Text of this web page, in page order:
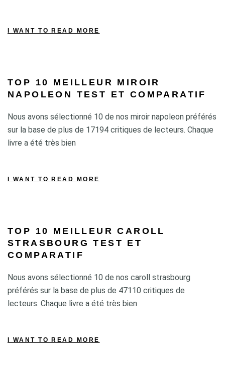
I WANT TO READ MORE
TOP 10 MEILLEUR MIROIR
NAPOLEON TEST ET COMPARATIF
Nous avons sélectionné 10 de nos miroir napoleon préférés
sur la base de plus de 17194 critiques de lecteurs. Chaque
livre a été très bien
I WANT TO READ MORE
TOP 10 MEILLEUR CAROLL
STRASBOURG TEST ET
COMPARATIF
Nous avons sélectionné 10 de nos caroll strasbourg
préférés sur la base de plus de 47110 critiques de
lecteurs. Chaque livre a été très bien
I WANT TO READ MORE